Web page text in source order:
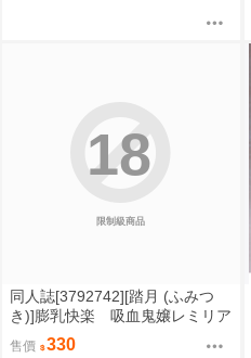
限制級商品
18
同人誌[3792742][踏月 (ふみつ
き)]膨乳快楽 吸血鬼嬢レミリア
(東方Project)
售價 330